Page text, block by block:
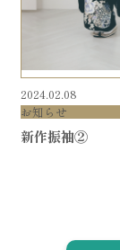
2024.02.08
お知らせ
新作振袖②